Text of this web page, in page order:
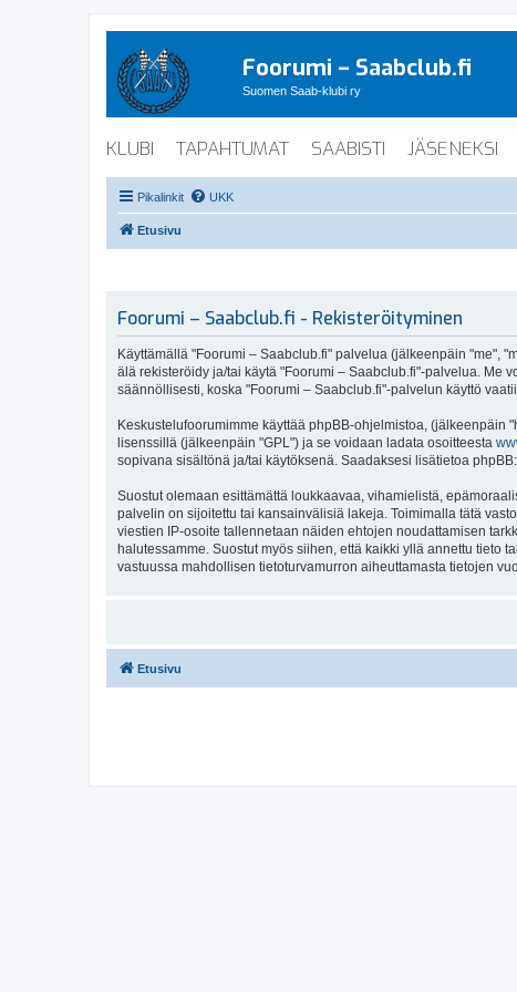
Foorumi – Saabclub.fi
Suomen Saab-klubi ry
KLUBI TAPAHTUMAT SAABISTI JÄSENEKSI
Pikalinkit UKK
Etusivu
Foorumi – Saabclub.fi - Rekisteröityminen
Käyttämällä "Foorumi – Saabclub.fi" palvelua (jälkeenpäin "me",
älä rekisteröidy ja/tai käytä "Foorumi – Saabclub.fi"-palvelua. Me
säännöllisesti, koska "Foorumi – Saabclub.fi"-palvelun käyttö
Keskustelufoorumimme käyttää phpBB-ohjelmistoa, (jälkeenpäin
lisenssillä (jälkeenpäin "GPL") ja se voidaan ladata osoitteesta
sopivana sisältönä ja/tai käytöksenä. Saadaksesi lisätietoa
Suostut olemaan esittämättä loukkaavaa, vihamielistä,
palvelin on sijoitettu tai kansainvälisiä lakeja. Toimimalla tätä
viestien IP-osoite tallennetaan näiden ehtojen noudattamisen
halutessamme. Suostut myös siihen, että kaikki yllä annettu tieto
vastuussa mahdollisen tietoturvamurron aiheuttamasta tietojen
Etusivu